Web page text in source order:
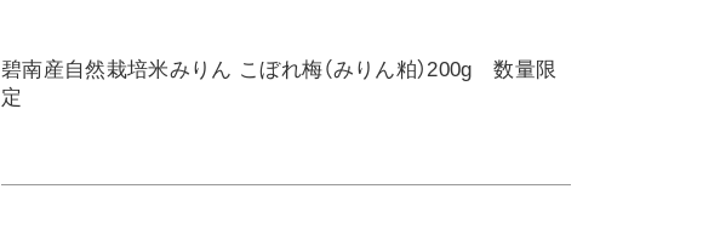
碧南産自然栽培米みりん こぼれ梅（みりん粕）200g 数量限
定